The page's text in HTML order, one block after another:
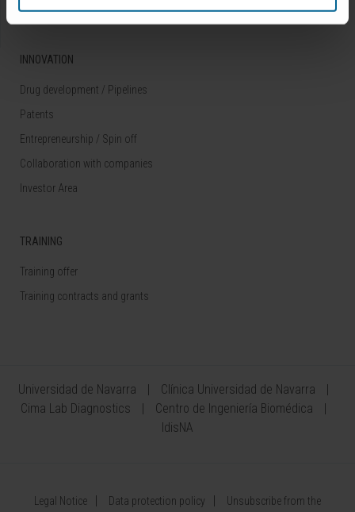
INNOVATION
Drug development / Pipelines
Patents
Entrepreneurship / Spin off
Collaboration with companies
Investor Area
TRAINING
Training offer
Training contracts and grants
Universidad de Navarra
Clínica Universidad de Navarra
Cima Lab Diagnostics
Centro de Ingeniería Biomédica
IdisNA
Legal Notice Data protection policy Unsubscribe from the